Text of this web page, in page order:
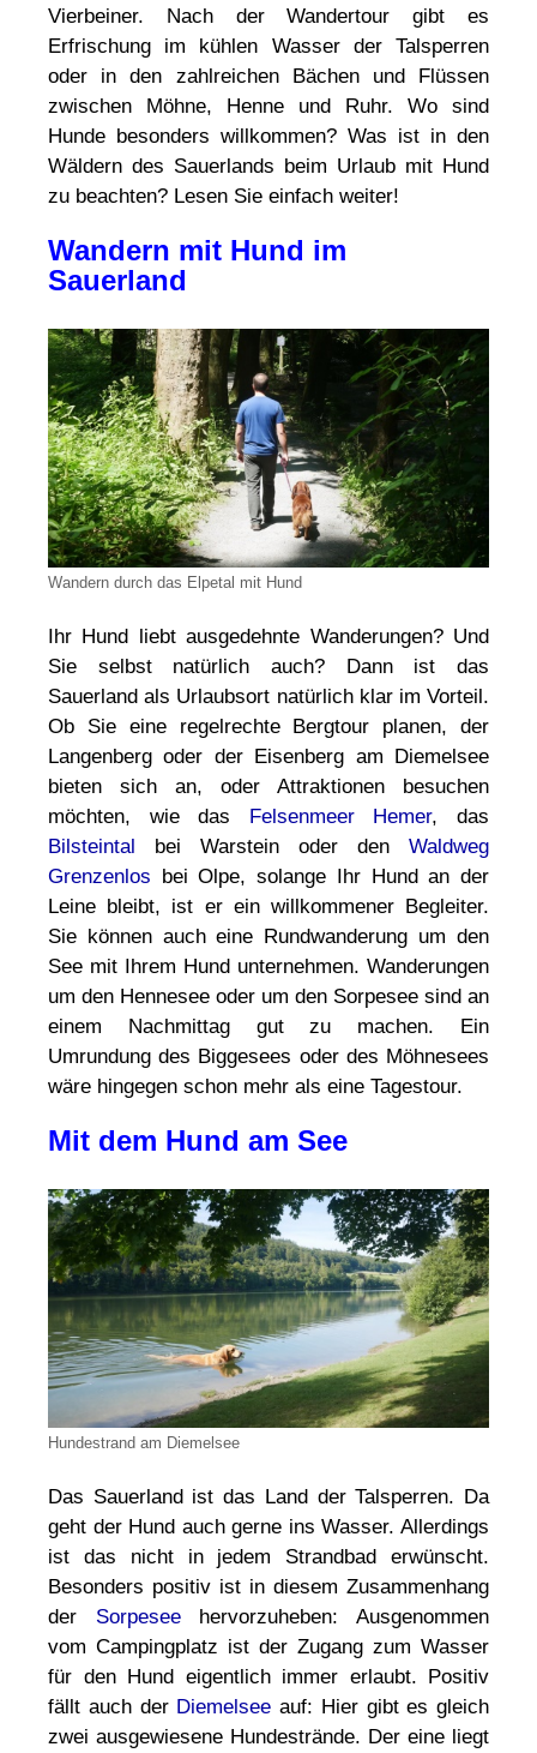
Vierbeiner. Nach der Wandertour gibt es
Erfrischung im kühlen Wasser der Talsperren
oder in den zahlreichen Bächen und Flüssen
zwischen Möhne, Henne und Ruhr. Wo sind
Hunde besonders willkommen? Was ist in den
Wäldern des Sauerlands beim Urlaub mit Hund
zu beachten? Lesen Sie einfach weiter!
Wandern mit Hund im
Sauerland
Wandern durch das Elpetal mit Hund
Ihr Hund liebt ausgedehnte Wanderungen? Und
Sie selbst natürlich auch? Dann ist das
Sauerland als Urlaubsort natürlich klar im Vorteil.
Ob Sie eine regelrechte Bergtour planen, der
Langenberg oder der Eisenberg am Diemelsee
bieten sich an, oder Attraktionen besuchen
möchten, wie das Felsenmeer Hemer, das
Bilsteintal bei Warstein oder den Waldweg
Grenzenlos bei Olpe, solange Ihr Hund an der
Leine bleibt, ist er ein willkommener Begleiter.
Sie können auch eine Rundwanderung um den
See mit Ihrem Hund unternehmen. Wanderungen
um den Hennesee oder um den Sorpesee sind an
einem Nachmittag gut zu machen. Ein
Umrundung des Biggesees oder des Möhnesees
wäre hingegen schon mehr als eine Tagestour.
Mit dem Hund am See
Hundestrand am Diemelsee
Das Sauerland ist das Land der Talsperren. Da
geht der Hund auch gerne ins Wasser. Allerdings
ist das nicht in jedem Strandbad erwünscht.
Besonders positiv ist in diesem Zusammenhang
der Sorpeseehervorzuheben: Ausgenommen
vom Campingplatz ist der Zugang zum Wasser
für den Hund eigentlich immer erlaubt. Positiv
fällt auch der Diemelsee auf: Hier gibt es gleich
zwei ausgewiesene Hundestrände. Der eine liegt